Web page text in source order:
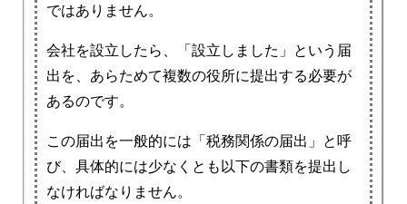
ではありません。
会社を設立したら、「設立しました」という届
出を、あらためて複数の役所に提出する必要が
あるのです。
この届出を一般的には「税務関係の届出」と呼
び、具体的には少なくとも以下の書類を提出し
なければなりません。